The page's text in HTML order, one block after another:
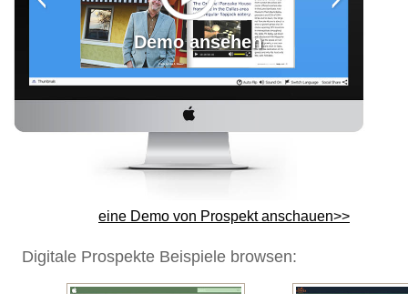
Demo ansehen
eine Demo von Prospekt anschauen>>
Digitale Prospekte Beispiele browsen: